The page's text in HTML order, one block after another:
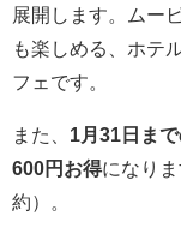
展開します。ムー
も楽しめる、ホテ
フェです。
また、 1月31日ま
600円お得になり
約）。